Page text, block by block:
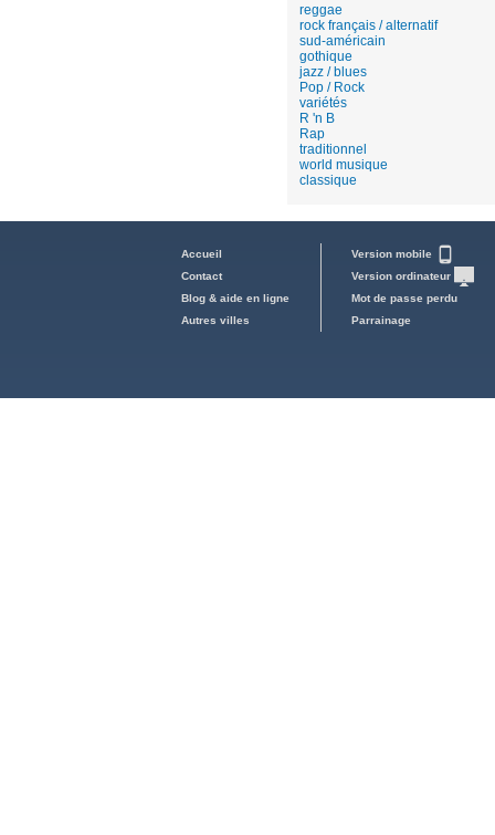
reggae
rock français / alternatif
sud-américain
gothique
jazz / blues
Pop / Rock
variétés
R 'n B
Rap
traditionnel
world musique
classique
Accueil
Contact
Blog & aide en ligne
Autres villes
Version mobile
Version ordinateur
Mot de passe perdu
Parrainage